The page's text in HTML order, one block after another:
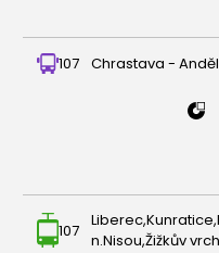
107 Chrastava -
107
n.Nisou,Žižkův vrch